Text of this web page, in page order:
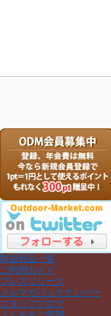
取扱商品一覧
ご利用ガイド
プレスリリース
メルマガバックナンバー
スタッフブログ